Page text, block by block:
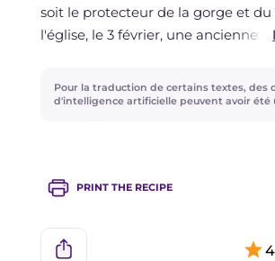
soit le protecteur de la gorge et du
l'église, le 3 février, une ancienne
des fidèles, deux cierges pour
parties du corps.
Pour la traduction de certains textes, des
d'intelligence artificielle peuvent avoir été
PRINT THE RECIPE